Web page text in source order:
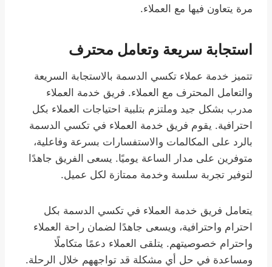
مرة يتعاون فيها مع العملاء.
استجابة سريعة وتعامل محترف
تتميز خدمة عملاء تكسي الدسمة بالاستجابة السريعة
والتعامل المحترف مع العملاء. فريق خدمة العملاء
مدرب بشكل جيد وملتزم بتلبية احتياجات العملاء بكل
احترافية. يقوم فريق خدمة العملاء في تكسي الدسمة
بالرد على المكالمات والاستفسارات بسرعة وفاعلية،
متوفرين على مدار الساعة يوميًا. يسعى الفريق جاهدًا
لتوفير تجربة سلسة وخدمة ممتازة لكل عميل.
يتعامل فريق خدمة العملاء في تكسي الدسمة بكل
احترام واحترافية، ويسعى جاهدًا لضمان راحة العملاء
واحترام خصوصيتهم. يتلقى العملاء دعمًا متكاملًا
ومساعدة في حل أي مشكلة قد تواجههم خلال الرحلة.